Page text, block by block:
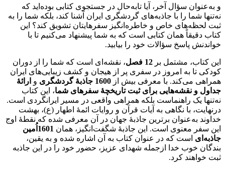
و به‌عنوان سؤال آخر، آیا تابه‌حال در جستجوی کتابی بوده‌اید که
نه‌تنها شما را با جاذبه‌های گردشگری ایران آشنا کند، بلکه شما را به
ثبت لحظه‌های خاص و خاطره‌انگیز سفرهایتان تشویق کند؟ این
کتاب دقیقاً همان کتابی است که به شما پیشنهاد می‌کنیم تا با
خواندنش پاسخ سؤالات خود را بیابید.
این کتاب، مشتمل بر 12 فصل
، نقشه‌ای است که شما را از دوران
کودکی تا به امروز در سفری پر از هیجان و کشف زیبایی‌های ایران
همراهی می‌کند. با معرفی بیش از 1600 جاذبۀ گردشگری و ارائۀ
جداول و نقشه‌هایی برای ثبت تاریخچۀ سفرهای شما، این کتاب
نه‌تنها یک راهنماست بلکه همراهی واقعی در مسیر ایرانگردی است.
درنهایت، با نگاهی به آیات قرآن و روایات ائمۀ اطهار (ع)، بهشت
خداوند به‌عنوان برترین جاذبۀ جهان در آن معرفی شده که نقطۀ اوج
این سفر معنوی است. این جاذبۀ شگفت‌انگیز، همان
1601اُمین
جاذبه‌ای است که در عنوان کتاب به آن اشاره شده و به یقین،
بندگان خوب خدا ازجمله شهدای عزیز، حضور خود را در این جاذبه
ثبت خواهند کرد.